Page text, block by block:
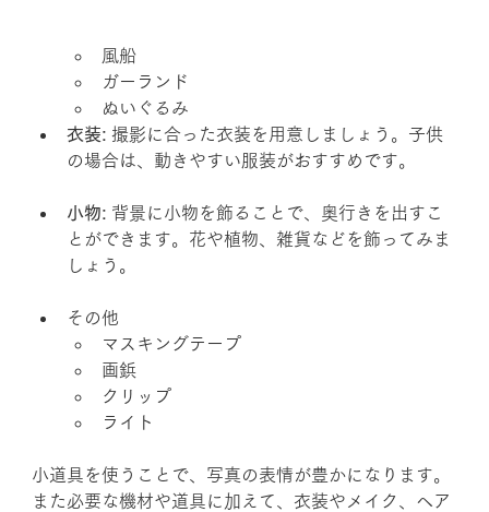
風船
ガーランド
ぬいぐるみ
衣装: 撮影に合った衣装を用意しましょう。子供
の場合は、動きやすい服装がおすすめです。
小物: 背景に小物を飾ることで、奥行きを出すこ
とができます。花や植物、雑貨などを飾ってみま
しょう。
その他
マスキングテープ
画鋲
クリップ
ライト
小道具を使うことで、写真の表情が豊かになります。
また必要な機材や道具に加えて、衣装やメイク、ヘア